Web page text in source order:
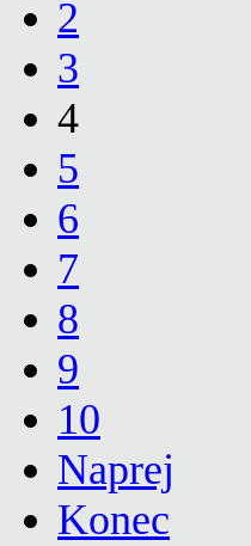
2
3
4
5
6
7
8
9
10
Naprej
Konec